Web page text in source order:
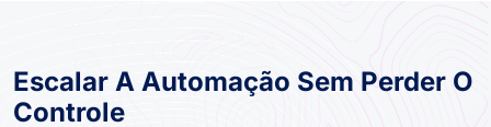
Escalar A Automação Sem Perder O
Controle